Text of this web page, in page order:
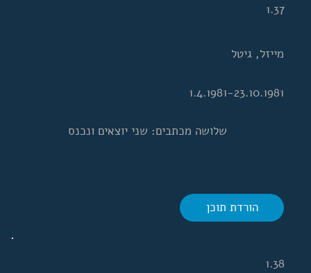
הורדת תוכן
שלושה מכתבים: שני יוצאים ונכנס
1.4.1981-23.10.1981
מייזל, גיטל
1.37
1.38